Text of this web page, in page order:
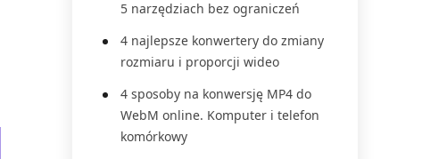
5 narzędziach bez ograniczeń
4 najlepsze konwertery do zmiany
rozmiaru i proporcji wideo
4 sposoby na konwersję MP4 do
WebM online. Komputer i telefon
komórkowy